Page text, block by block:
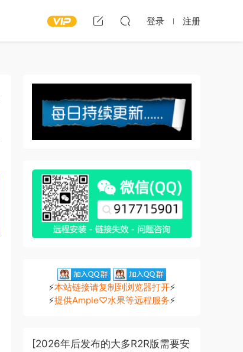
登录 注册
⚡本站链接请复制到浏览器打开⚡
⚡提供Ample♡水果等远程服务⚡
[2026年后发布的大多R2R版需要安